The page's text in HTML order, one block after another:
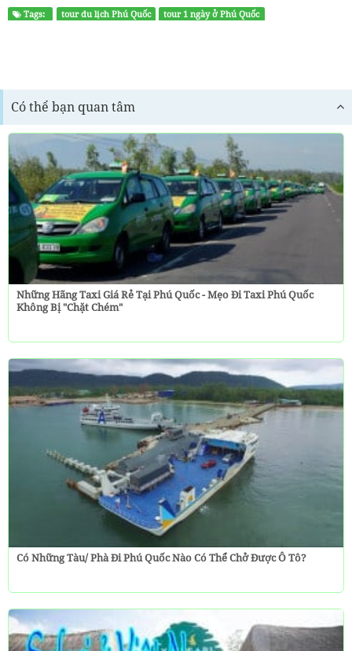
Tags: tour du lịch Phú Quốc tour 1 ngày ở Phú Quốc
Có thể bạn quan tâm
Những Hãng Taxi Giá Rẻ Tại Phú Quốc - Mẹo Đi Taxi Phú Quốc
Không Bị "chặt Chém"
Có Những Tàu/ Phà Đi Phú Quốc Nào Có Thể Chở Được Ô Tô?